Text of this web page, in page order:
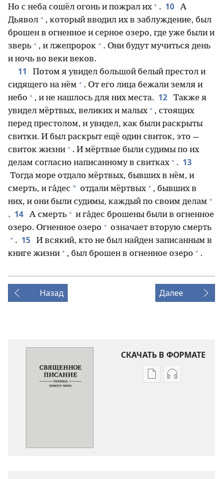
Но с неба сошёл огонь и пожрал их + . 10
А
Дьявол + , который вводил их в заблуждение, был
брошен в огненное и серное озеро, где уже были и
зверь + , и лжепророк + . Они будут мучиться день
и ночь во веки веков.
11
Потом я увидел большой белый престол и
сидящего на нём + . От его лица бежали земля и
небо + , и не нашлось для них места. 12
Также я
увидел мёртвых, великих и малых + , стоящих
перед престолом, и увидел, как были раскрыты
свитки. И был раскрыт ещё один свиток, это —
свиток жизни + . И мёртвые были судимы по их
делам согласно написанному в свитках + . 13
Тогда море отдало мёртвых, бывших в нём, и
смерть, и га́дес * отдали мёртвых + , бывших в
них, и они были судимы, каждый по своим делам +
. 14 А смерть + и га́дес брошены были в огненное
озеро. Огненное озеро + означает вторую смерть
+ . 15
И всякий, кто не был найден записанным в
книге жизни + , был брошен в огненное озеро + .
Назад Далее
СКАЧАТЬ В ФОРМАТЕ
ВариантыВарианты